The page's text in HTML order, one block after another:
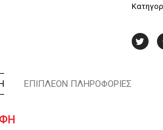
2004-
ΕΠΙΠΛΈΟΝ ΠΛΗΡΟΦΟΡΊΕΣ